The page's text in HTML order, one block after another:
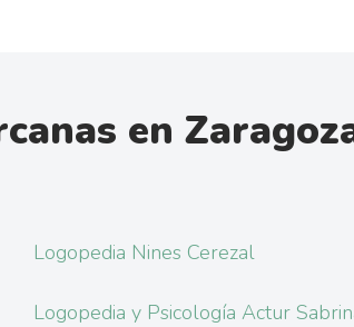
en
Logopedia Nines Cerezal
Logopedia y Psicología Actur